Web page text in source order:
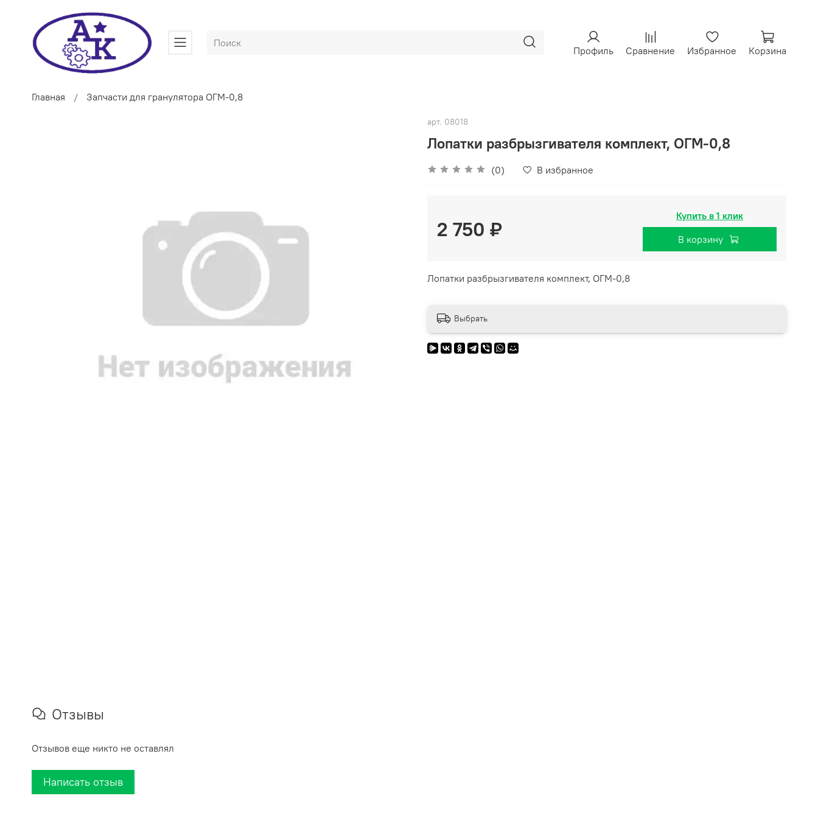
Профиль Сравнение Избранное Корзина
Главная Запчасти для гранулятора ОГМ-0,8
арт. 08018
Лопатки разбрызгивателя комплект, ОГМ-0,8
(0) В избранное
2 750 ₽
Купить в 1 клик
В корзину
Лопатки разбрызгивателя комплект, ОГМ-0,8
Выбрать
Отзывы
Отзывов еще никто не оставлял
Написать отзыв